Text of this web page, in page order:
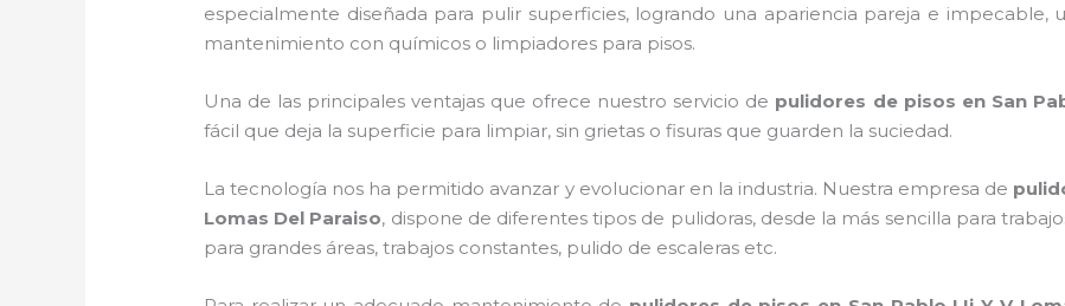
especialmente diseñada para pulir superficies, logrando una apariencia pareja e impecable,
mantenimiento con químicos o limpiadores para pisos.
Una de las principales ventajas que ofrece nuestro servicio de pulidores de pisos en San
fácil que deja la superficie para limpiar, sin grietas o fisuras que guarden la suciedad.
La tecnología nos ha permitido avanzar y evolucionar en la industria. Nuestra empresa de
Lomas Del Paraiso, dispone de diferentes tipos de pulidoras, desde la más sencilla para
para grandes áreas, trabajos constantes, pulido de escaleras etc.